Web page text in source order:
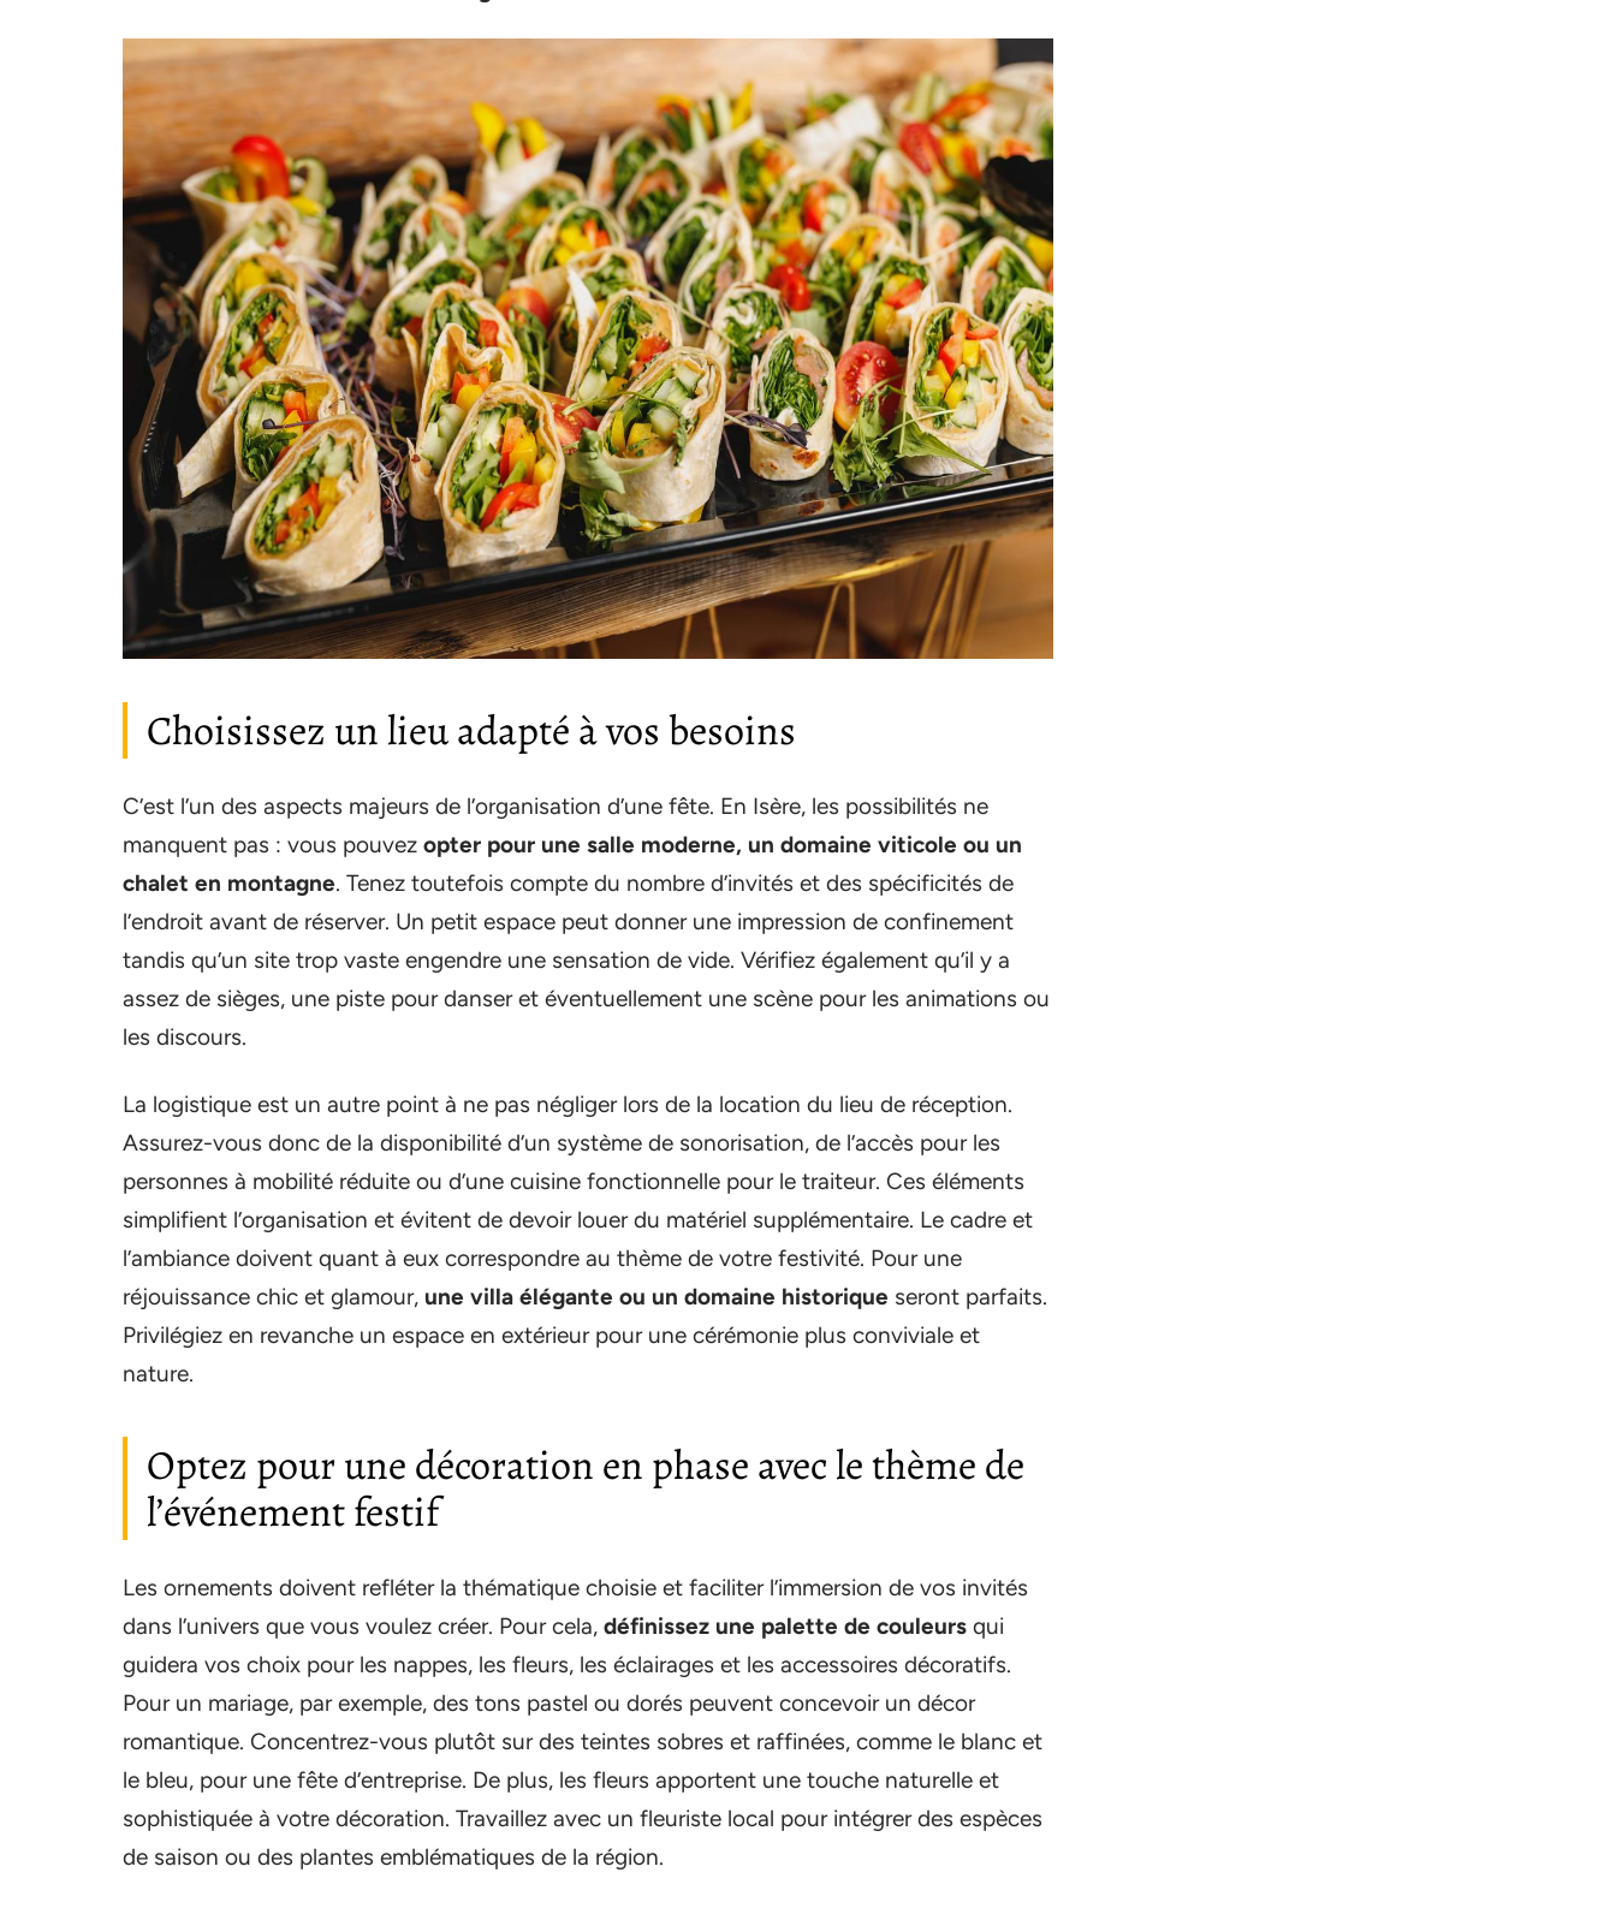
Choisissez un lieu adapté à vos besoins
C’est l’un des aspects majeurs de l’organisation d’une fête. En Isère, les possibilités ne
manquent pas : vous pouvez opter pour une salle moderne, un domaine viticole ou un
chalet en montagne. Tenez toutefois compte du nombre d’invités et des spécificités de
l’endroit avant de réserver. Un petit espace peut donner une impression de confinement
tandis qu’un site trop vaste engendre une sensation de vide. Vérifiez également qu’il y a
assez de sièges, une piste pour danser et éventuellement une scène pour les animations ou
les discours.
La logistique est un autre point à ne pas négliger lors de la location du lieu de réception.
Assurez-vous donc de la disponibilité d’un système de sonorisation, de l’accès pour les
personnes à mobilité réduite ou d’une cuisine fonctionnelle pour le traiteur. Ces éléments
simplifient l’organisation et évitent de devoir louer du matériel supplémentaire. Le cadre et
l’ambiance doivent quant à eux correspondre au thème de votre festivité. Pour une
réjouissance chic et glamour, une villa élégante ou un domaine historique seront parfaits.
Privilégiez en revanche un espace en extérieur pour une cérémonie plus conviviale et
nature.
Optez pour une décoration en phase avec le thème de
l’événement festif
Les ornements doivent refléter la thématique choisie et faciliter l’immersion de vos invités
dans l’univers que vous voulez créer. Pour cela, définissez une palette de couleurs qui
guidera vos choix pour les nappes, les fleurs, les éclairages et les accessoires décoratifs.
Pour un mariage, par exemple, des tons pastel ou dorés peuvent concevoir un décor
romantique. Concentrez-vous plutôt sur des teintes sobres et raffinées, comme le blanc et
le bleu, pour une fête d’entreprise. De plus, les fleurs apportent une touche naturelle et
sophistiquée à votre décoration. Travaillez avec un fleuriste local pour intégrer des espèces
de saison ou des plantes emblématiques de la région.